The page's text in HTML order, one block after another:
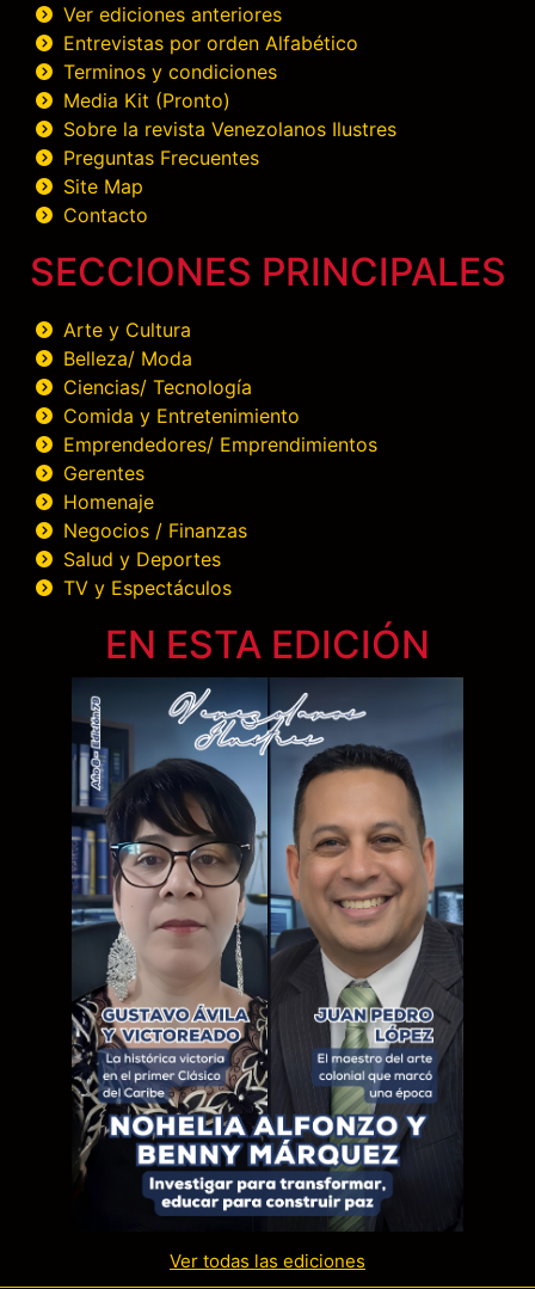
Ver ediciones anteriores
Entrevistas por orden Alfabético
Terminos y condiciones
Media Kit (Pronto)
Sobre la revista Venezolanos Ilustres
Preguntas Frecuentes
Site Map
Contacto
SECCIONES PRINCIPALES
Arte y Cultura
Belleza/ Moda
Ciencias/ Tecnología
Comida y Entretenimiento
Emprendedores/ Emprendimientos
Gerentes
Homenaje
Negocios / Finanzas
Salud y Deportes
TV y Espectáculos
EN ESTA EDICIÓN
Ver todas las ediciones